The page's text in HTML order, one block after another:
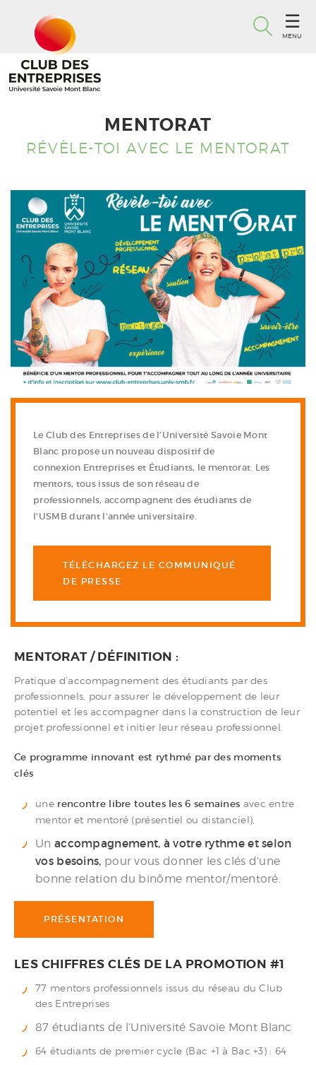
MENU
MENTORAT
RÉVÈLE-TOI AVEC LE MENTORAT
Le Club des Entreprises de l’Université Savoie Mont
Blanc propose un nouveau dispositif de
connexion Entreprises et Étudiants, le mentorat. Les
mentors, tous issus de son réseau de
professionnels, accompagnent des étudiants de
l'USMB durant l’année universitaire.
TÉLÉCHARGEZ LE COMMUNIQUÉ
DE PRESSE
MENTORAT / DÉFINITION :
Pratique d’accompagnement des étudiants par des
professionnels, pour assurer le développement de leur
potentiel et les accompagner dans la construction de leur
projet professionnel et initier leur réseau professionnel.
Ce programme innovant est rythmé par des moments
clés
une rencontre libre toutes les 6 semaines avec entre
mentor et mentoré (présentiel ou distanciel),
Un accompagnement, à votre rythme et selon
vos besoins, pour vous donner les clés d’une
bonne relation du binôme mentor/mentoré.
PRÉSENTATION
LES CHIFFRES CLÉS DE LA PROMOTION #1
77 mentors professionnels issus du réseau du Club
des Entreprises
87 étudiants de l’Université Savoie Mont Blanc
64 étudiants de premier cycle (Bac +1 à Bac +3) : 64